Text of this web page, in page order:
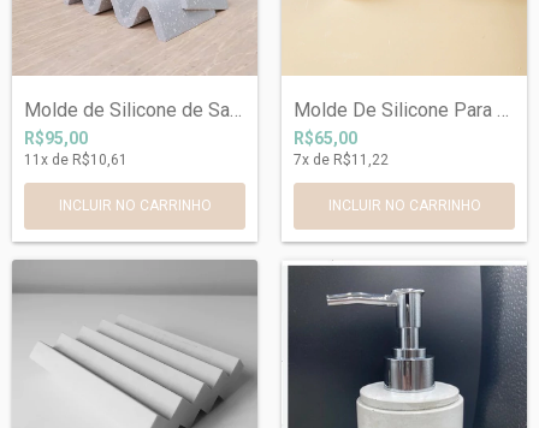
Molde de Silicone de Saboneteira Ondulad...
R$95,00
11 x de R$10,61
Molde De Silicone Para Saboneteira Ref 0...
R$65,00
7x de R$11,22